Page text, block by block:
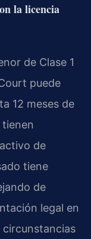
la licencia
de Clase 1
puede
12 meses de
de
tiene
de
legal en
circunstancias